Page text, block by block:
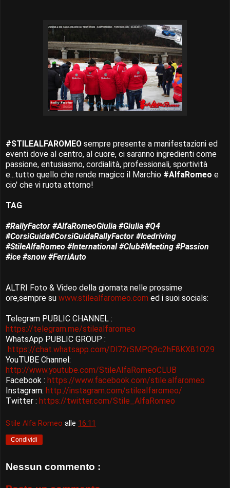
#STILEALFAROMEO sempre presente a manifestazioni ed
eventi dove al centro, al cuore, ci saranno ingredienti come
passione, entusiasmo, cordialità, professionali, sportività
e...tutto quello che rende magico il Marchio #AlfaRomeo e
cio' che vi ruota attorno!
TAG
#RallyFactor #AlfaRomeoGiulia #Giulia #Q4
#CorsiGuida#CorsiGuidaRallyFactor #Icedriving
#StileAlfaRomeo #International #Club#Meeting #Passion
#ice #snow #FerriAuto
ALTRI Foto & Video della giornata nelle prossime
ore,sempre su www.stilealfaromeo.com ed i suoi socials:
Telegram PUBLIC CHANNEL :
https://telegram.me/stilealfaromeo
WhatsApp PUBLIC GROUP :
https://chat.whatsapp.com/Dl72rSMPQ9c2hF8KX81O29
YouTUBE Channel:
http://www.youtube.com/StileAlfaRomeoCLUB
Facebook : https://www.facebook.com/stile.alfaromeo
Instagram: http://instagram.com/stilealfaromeo/
Twitter : https://twitter.com/Stile_AlfaRomeo
Stile Alfa Romeo alle 16:11
Condividi
Nessun commento :